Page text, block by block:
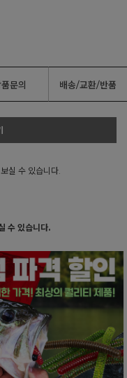
문의 배송/교환/반품
실 수 있습니다.
수 있습니다.